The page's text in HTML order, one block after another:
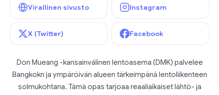
Virallinen sivusto Instagram
X (Twitter) Facebook
Don Mueang -kansainvälinen lentoasema (DMK) palvelee
Bangkokn ja ympäröivän alueen tärkeimpänä lentoliikenteen
solmukohtana. Tämä opas tarjoaa reaaliaikaiset lähtö- ja